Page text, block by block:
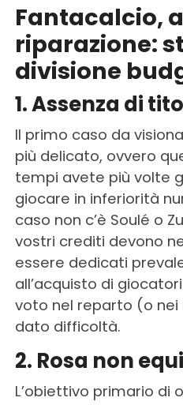
Fantacalcio,
riparazione:
divisione
1. Assenza di
Il primo caso da
più delicato, ovvero
tempi avete più volte
giocare in inferiorità
caso non c’è Soulé o
vostri crediti devono
essere dedicati
all’acquisto di
voto nel reparto (o
dato difficoltà.
2. Rosa non
L’obiettivo primario di